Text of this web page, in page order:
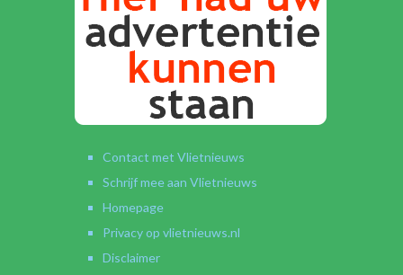
Contact met Vlietnieuws
Schrijf mee aan Vlietnieuws
Homepage
Privacy op vlietnieuws.nl
Disclaimer